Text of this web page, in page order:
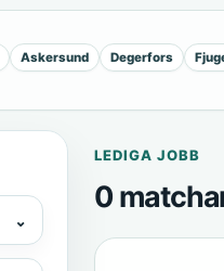
Askersund Degerfors
⌄
LEDIGA JOBB
0